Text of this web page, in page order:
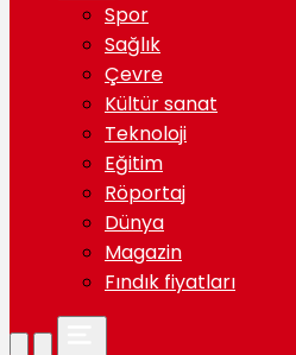
Spor
Sağlık
Çevre
Kültür sanat
Teknoloji
Eğitim
Röportaj
Dünya
Magazin
Fındık fiyatları